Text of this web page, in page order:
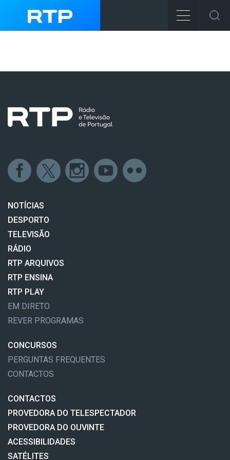
NOTÍCIAS
DESPORTO
TELEVISÃO
RÁDIO
RTP ARQUIVOS
RTP ENSINA
RTP PLAY
EM DIRETO
REVER PROGRAMAS
CONCURSOS
PERGUNTAS FREQUENTES
CONTACTOS
CONTACTOS
PROVEDORA DO TELESPECTADOR
PROVEDORA DO OUVINTE
ACESSIBILIDADES
SATÉLITES